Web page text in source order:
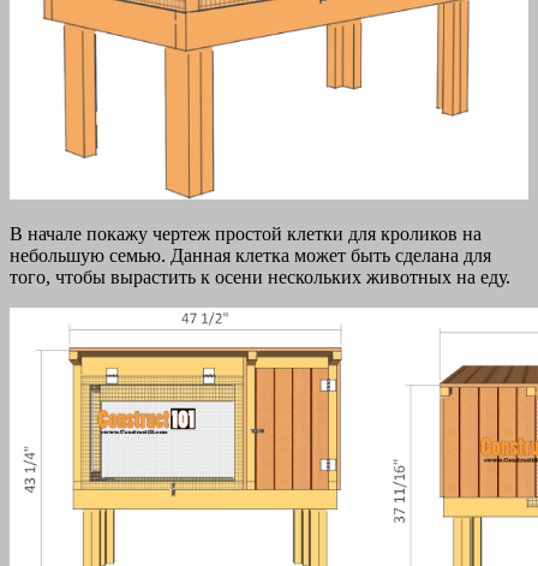
В начале покажу чертеж простой клетки для кроликов на
небольшую семью. Данная клетка может быть сделана для
того, чтобы вырастить к осени нескольких животных на еду.